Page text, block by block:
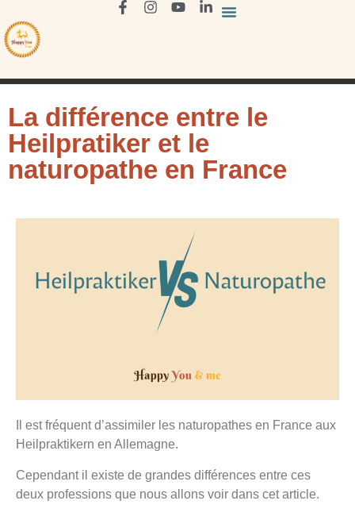
La différence entre le
Heilpratiker et le
naturopathe en France
Il est fréquent d’assimiler les naturopathes en France aux
Heilpraktikern en Allemagne.
Cependant il existe de grandes différences entre ces
deux professions que nous allons voir dans cet article.